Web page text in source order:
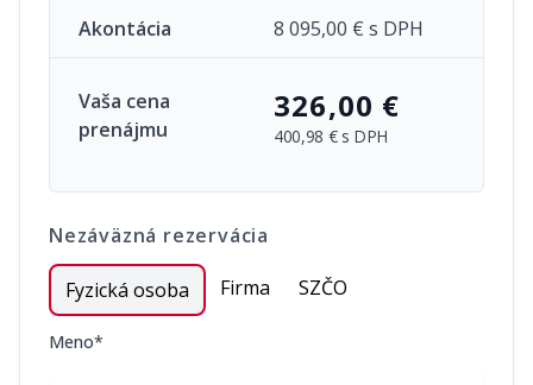
Akontácia
8 095,00 € s DPH
Vaša cena
prenájmu
326,00 €
400,98 €s DPH
Nezáväzná rezervácia
Fyzická osoba Firma SZČO
Meno*